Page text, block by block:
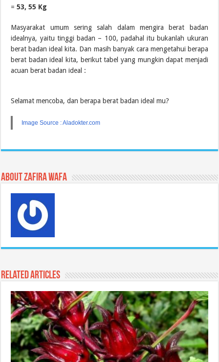
=53, 55 Kg
Masyarakat umum sering salah dalam mengira berat badan
idealnya, yaitu tinggi badan – 100, padahal itu bukanlah ukuran
berat badan ideal kita. Dan masih banyak cara mengetahui berapa
berat badan ideal kita, berikut tabel yang mungkin dapat menjadi
acuan berat badan ideal :
Selamat mencoba, dan berapa berat badan ideal mu?
Image Source : Aladokter.com
About Zafira Wafa
Related Articles